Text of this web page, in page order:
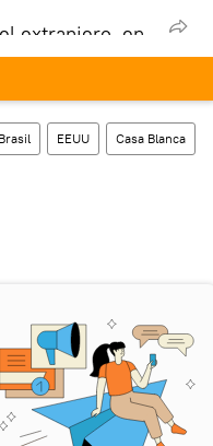
extranjero, en
tu dispositivo
Brasil EEUU Casa Blanca